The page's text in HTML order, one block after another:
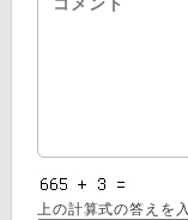
上の計算式の答えを